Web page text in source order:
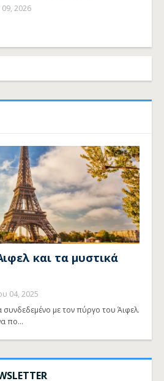
09, 2026
και τα μυστικά
04, 2025
συνδεδεμένο με τον πύργο του Άιφελ.
πο…